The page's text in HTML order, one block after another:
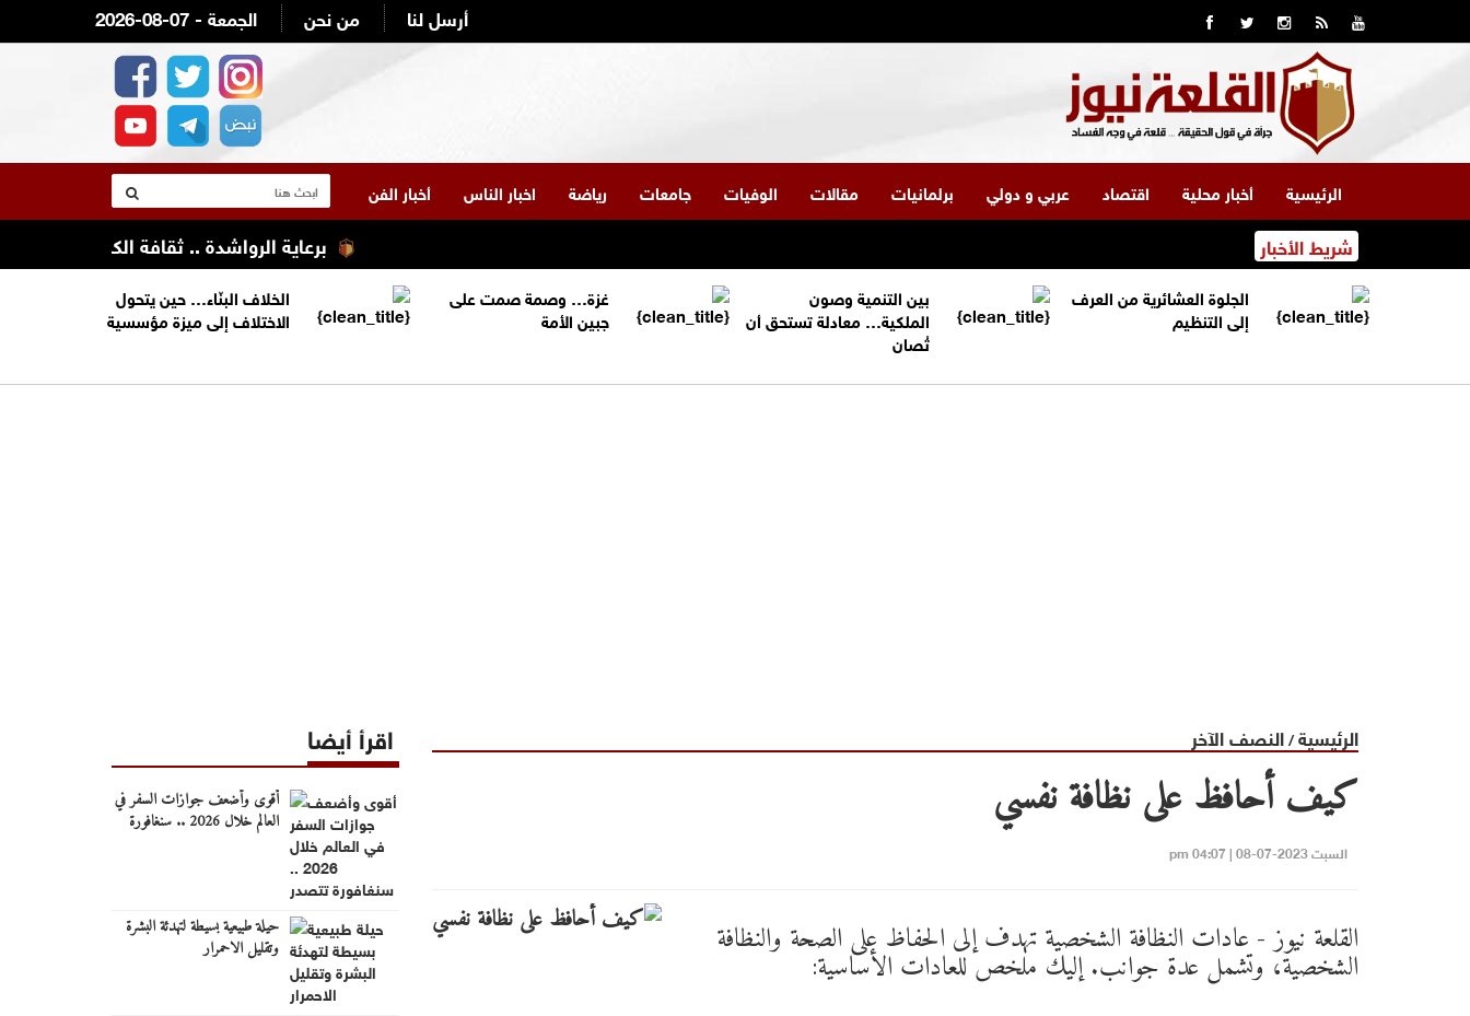
2026-08-07 - الجمعة من نحن أرسل لنا
الرئيسية أخبار محلية اقتصاد عربي و دولي برلمانيات مقالات الوفيات جامعات رياضة اخبار الناس أخبار الفن
شريط الأخبار برعاية الرواشدة .. ثقافة الكرك تنظم
الجلوة العشائرية من العرف
إلى التنظيم
بين التنمية وصون
الملكية… معادلة تستحق أن
تُصان
غزة… وصمة صمت على
جبين الأمة
الخلاف البنّاء… حين يتحول
الاختلاف إلى ميزة مؤسسية
الرئيسية/النصف الآخر
كيف أحافظ على نظافة نفسي
السبت 2023-07-08 | 04:07 pm
القلعة نيوز - عادات النظافة الشخصية تهدف إلى الحفاظ على الصحة والنظافة
الشخصية، وتشمل عدة جوانب. إليك ملخص للعادات الأساسية:
اقرأ أيضا
أقوى وأضعف جوازات السفر في
العالم خلال 2026 .. سنغافورة
حيلة طبيعية بسيطة لتهدئة البشرة
وتقليل الاحمرار